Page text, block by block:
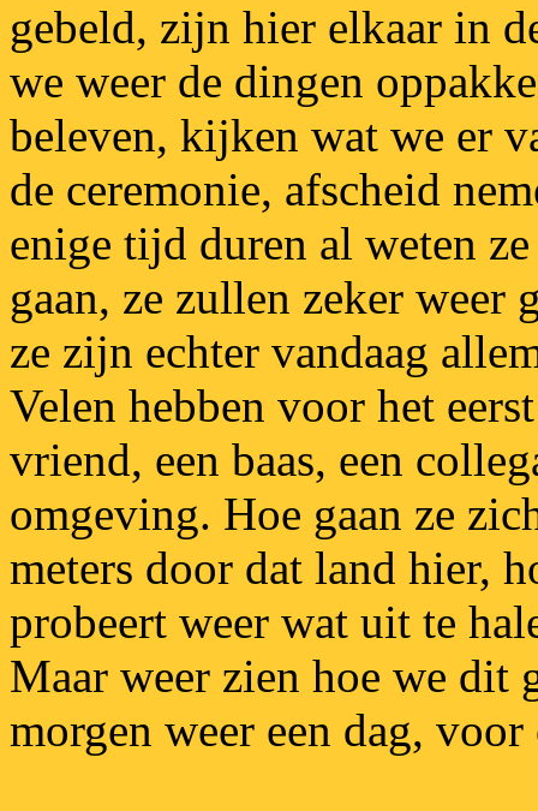
gebeld, zijn hier elkaar in
we weer de dingen
beleven, kijken wat we er
de ceremonie, afscheid
enige tijd duren al weten
gaan, ze zullen zeker weer
ze zijn echter vandaag
Velen hebben voor het
vriend, een baas, een
omgeving. Hoe gaan ze
meters door dat land hier,
probeert weer wat uit te
Maar weer zien hoe we dit
morgen weer een dag,